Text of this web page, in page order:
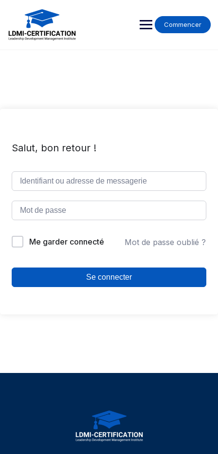
Commencer
Salut, bon retour !
Me garder connecté Mot de passe oublié ?
Se connecter